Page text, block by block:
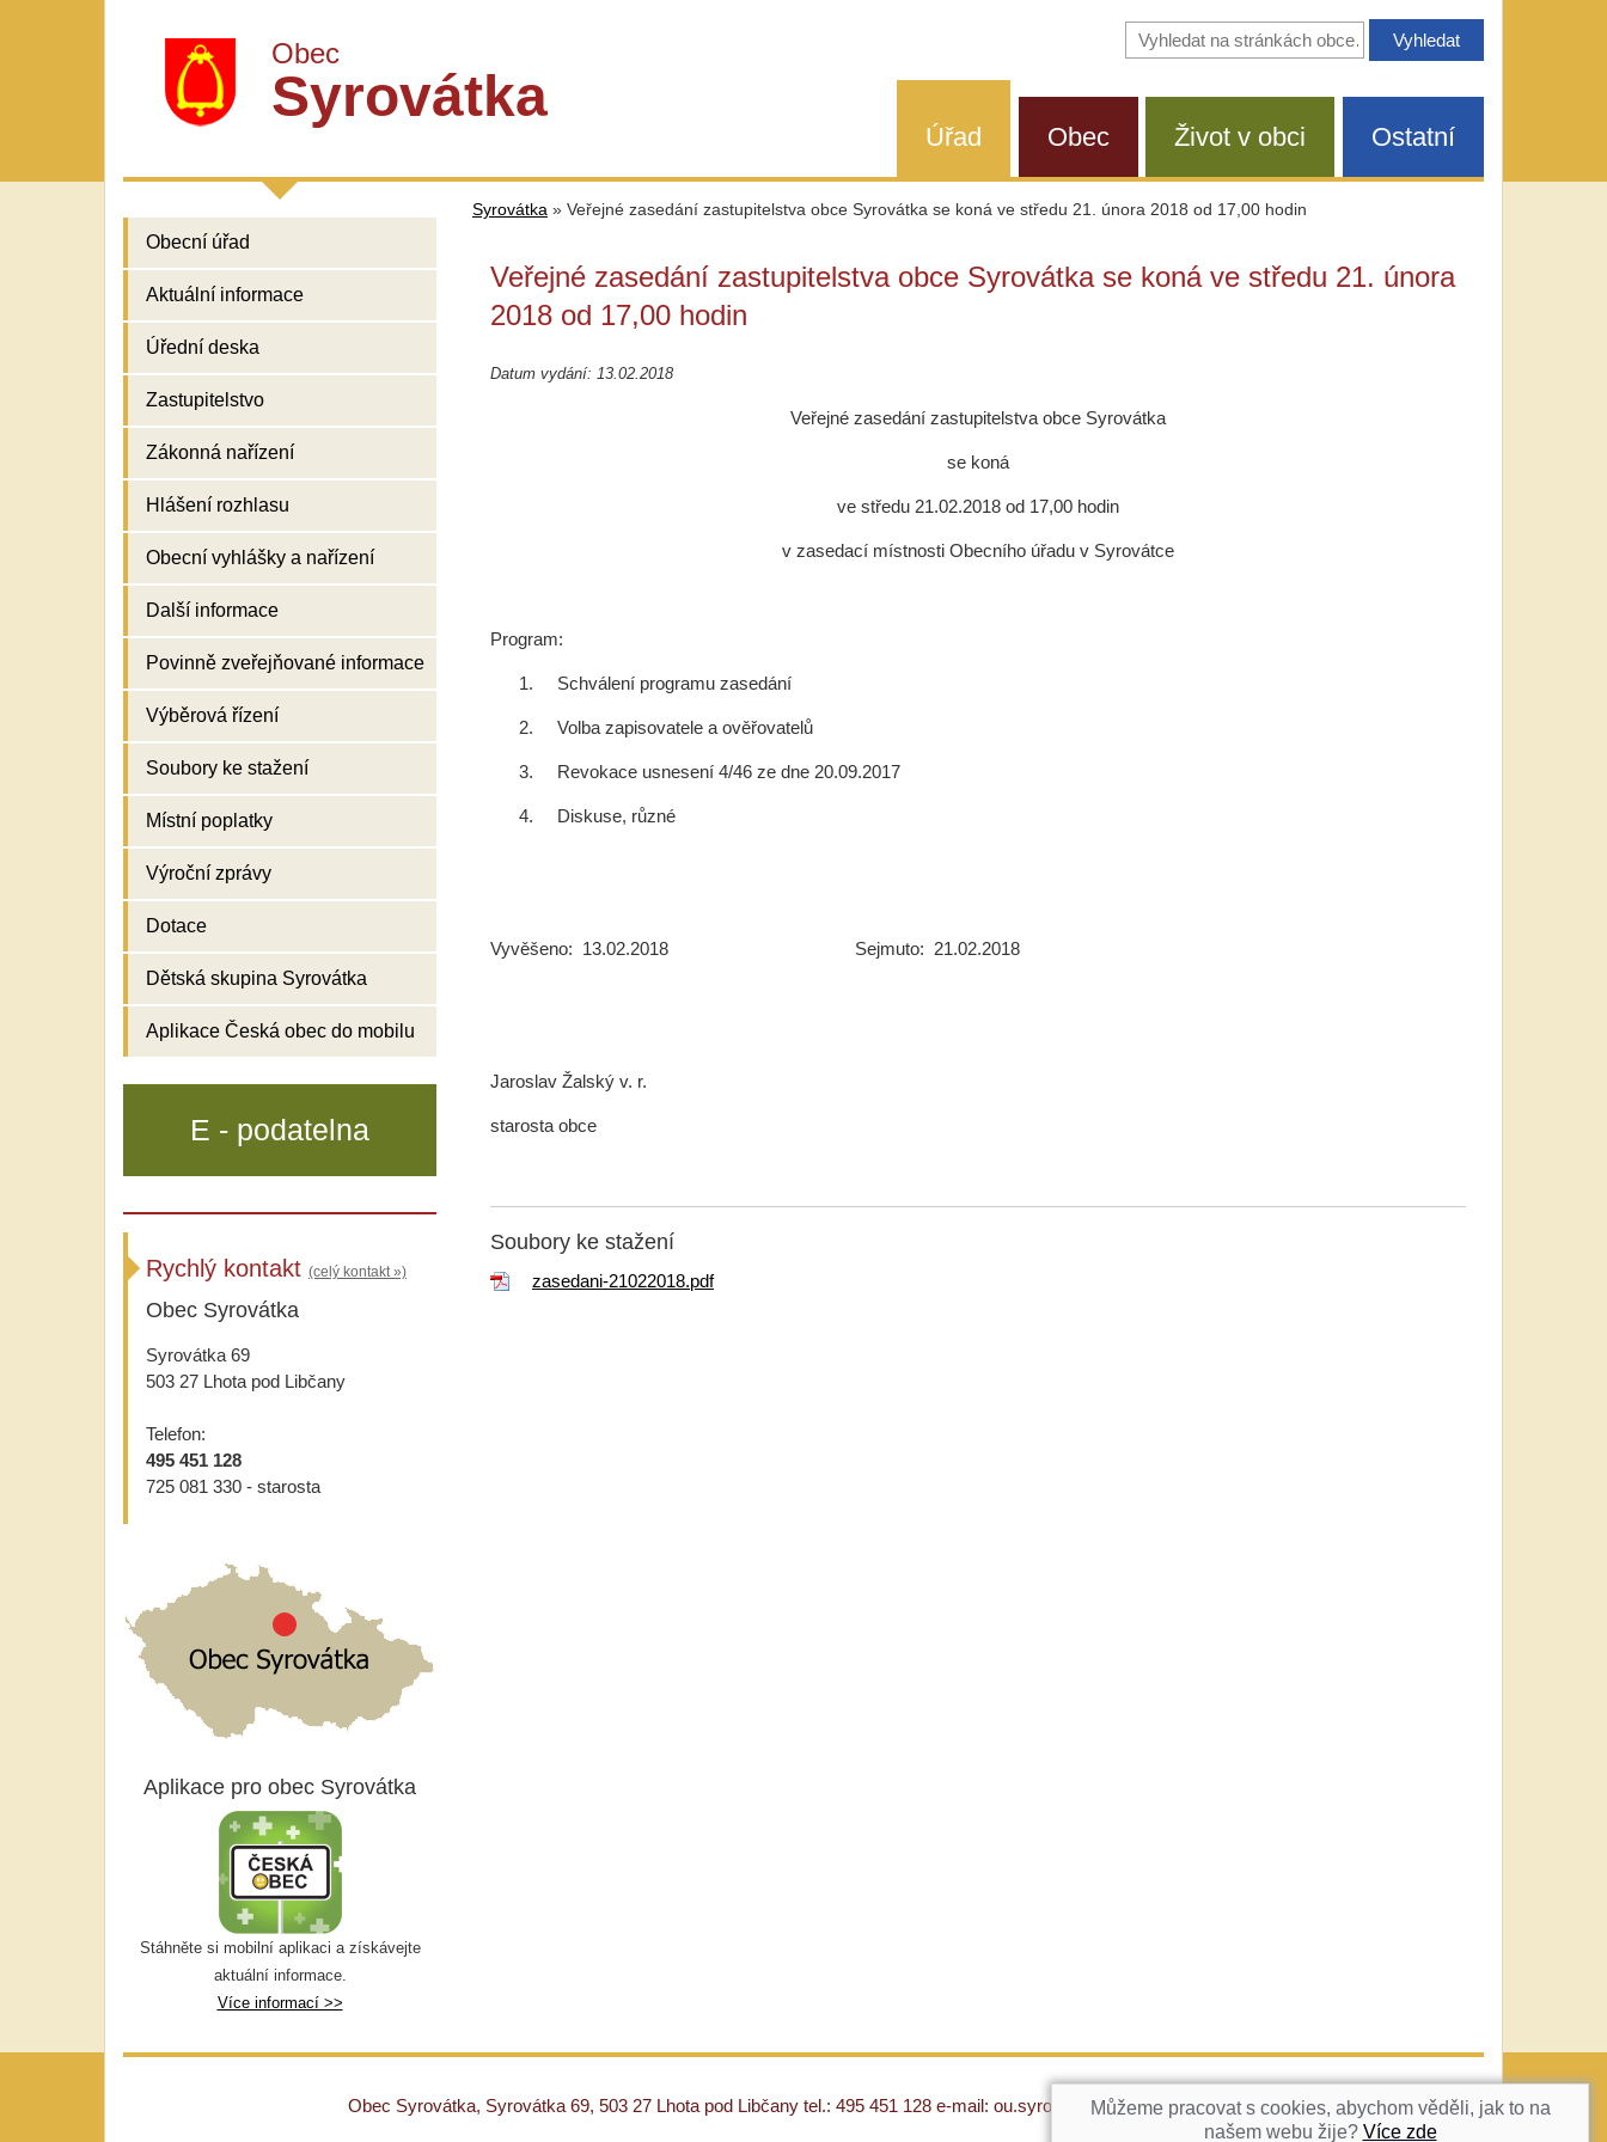
Obec
Syrovátka
Vyhledávání
na
Úřad Obec Život v obci Ostatní
Obecní úřad
Aktuální informace
Úřední deska
Zastupitelstvo
Zákonná nařízení
Hlášení rozhlasu
Obecní vyhlášky a nařízení
Další informace
Povinně zveřejňované informace
Výběrová řízení
Soubory ke stažení
Místní poplatky
Výroční zprávy
Dotace
Dětská skupina Syrovátka
Aplikace Česká obec do mobilu
Syrovátka » Veřejné zasedání zastupitelstva obce Syrovátka se koná ve středu 21. února 2018 od 17,00 hodin
Veřejné zasedání zastupitelstva obce Syrovátka se koná ve středu 21. února
2018 od 17,00 hodin
Datum vydání: 13.02.2018
Veřejné zasedání zastupitelstva obce Syrovátka
se koná
ve středu 21.02.2018 od 17,00 hodin
v zasedací místnosti Obecního úřadu v Syrovátce
Program:
1. Schválení programu zasedání
2. Volba zapisovatele a ověřovatelů
3. Revokace usnesení 4/46 ze dne 20.09.2017
4. Diskuse, různé
Vyvěšeno: 13.02.2018 Sejmuto: 21.02.2018
Jaroslav Žalský v. r.
starosta obce
Soubory ke stažení
zasedani-21022018.pdf
E - podatelna
Rychlý kontakt (celý kontakt »)
Obec Syrovátka
Syrovátka 69
503 27 Lhota pod Libčany
Telefon:
495 451 128
725 081 330 - starosta
Aplikace pro obec Syrovátka
Stáhněte si mobilní aplikaci a získávejte
aktuální informace.
Více informací >>
NAHORU
Obec Syrovátka, Syrovátka 69, 503 27 Lhota pod Libčany tel.: 495 451 128 e-mail: ou.syrovatka@c-box.czMůžeme pracovat s cookies, abychom věděli, jak to na
našem webu žije? Více zde